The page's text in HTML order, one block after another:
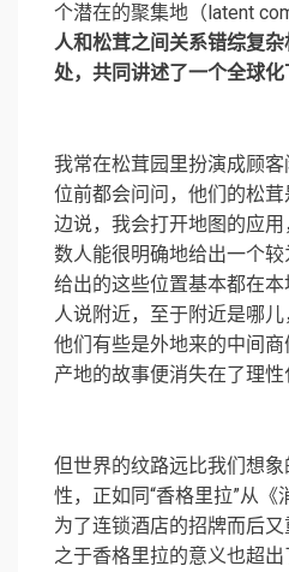
个潜在的聚集地（latent
人和松茸之间关系错综复
处，共同讲述了一个全球化
我常在松茸园里扮演成顾
位前都会问问，他们的松
边说，我会打开地图的应
数人能很明确地给出一个
给出的这些位置基本都在
人说附近，至于附近是哪儿
他们有些是外地来的中间
产地的故事便消失在了理性
但世界的纹路远比我们想
性，正如同“香格里拉”从
为了连锁酒店的招牌而后
之于香格里拉的意义也超出